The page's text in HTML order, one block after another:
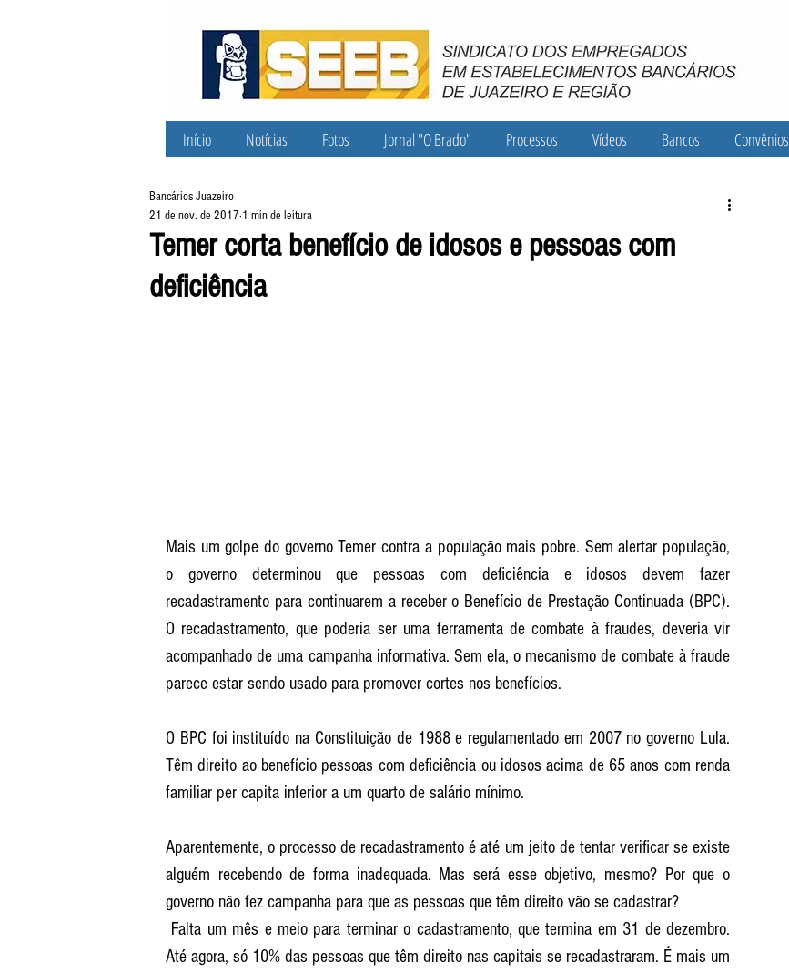
Início Notícias Fotos Jornal "O Brado" Processos Vídeos Bancos Convênios
Temer corta benefício de idosos e pessoas com
deficiência
Bancários Juazeiro
21 de nov. de 2017 1 min de leitura
Mais um golpe do governo Temer contra a população mais pobre. Sem alertar população,
o governo determinou que pessoas com deficiência e idosos devem fazer
recadastramento para continuarem a receber o Benefício de Prestação Continuada (BPC).
O recadastramento, que poderia ser uma ferramenta de combate à fraudes, deveria vir
acompanhado de uma campanha informativa. Sem ela, o mecanismo de combate à fraude
parece estar sendo usado para promover cortes nos benefícios.
O BPC foi instituído na Constituição de 1988 e regulamentado em 2007 no governo Lula.
Têm direito ao benefício pessoas com deficiência ou idosos acima de 65 anos com renda
familiar per capita inferior a um quarto de salário mínimo.
Aparentemente, o processo de recadastramento é até um jeito de tentar verificar se existe
alguém recebendo de forma inadequada. Mas será esse objetivo, mesmo? Por que o
governo não fez campanha para que as pessoas que têm direito vão se cadastrar?
Até agora, só 10% das pessoas que têm direito nas capitais se recadastraram. É mais um